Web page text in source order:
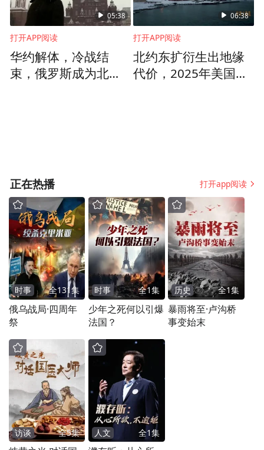
1991年12月25日，戈尔巴乔夫辞职。
最近我查阅了国家安全委员会讨论我的提议
的档案备忘录，当我提出我们应该帮助苏联
实现金融稳定和改革时，他们完全否决了我
的提议，并一笑置之。
备忘录记录了包括我曾在哈佛的一些前同事
在内的许多人的观点，特别是他们声称我们
只会做最低限度的事情，以避免灾难发生；
我们没有义务帮助，恰恰相反，这不符合我
们的利益。
1991年苏联解体后，这种观点变得更加夸
张，我可以详细列举。美国掌握全局，这是
05:38
打开APP阅读
华约解体，冷战结
束，俄罗斯成为北约
06:38
打开APP阅读
北约东扩衍生出地缘
代价，2025年美国对
正在热播 打开app阅读
时事 全131集
俄乌战局·四周年
祭
时事 全1集
少年之死何以引爆
法国？
历史 全1集
暴雨将至·卢沟桥
事变始末
访谈 全5集 人文 全1集